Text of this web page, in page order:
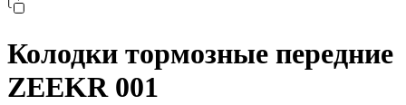
Колодки тормозные передние
ZEEKR 001